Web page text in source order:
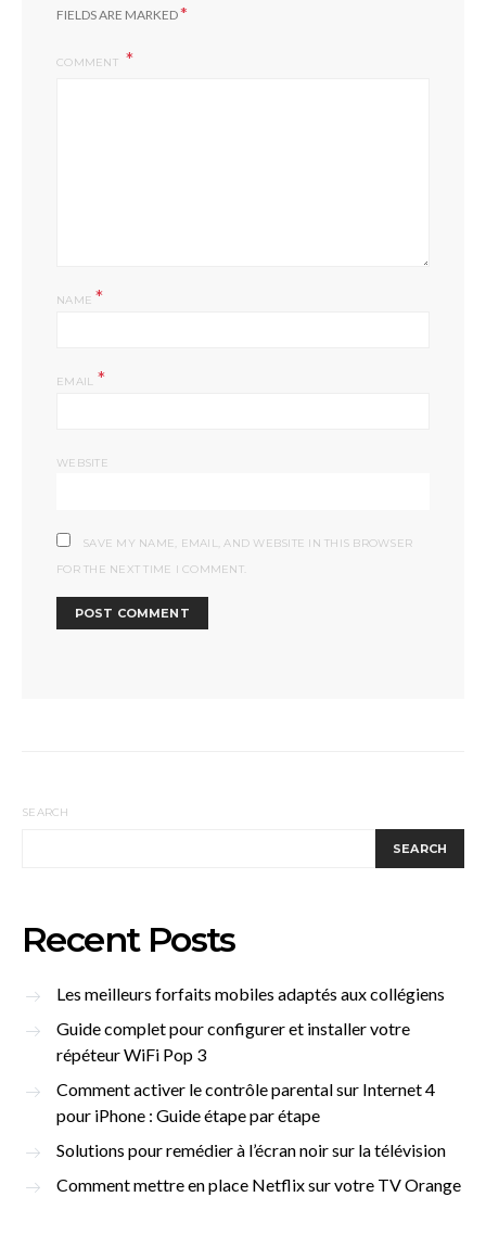
FIELDS ARE MARKED*
COMMENT
NAME *
EMAIL *
WEBSITE
SAVE MY NAME, EMAIL, AND WEBSITE IN THIS BROWSER
FOR THE NEXT TIME I COMMENT.
SEARCH
SEARCH
Recent Posts
Les meilleurs forfaits mobiles adaptés aux collégiens
Guide complet pour configurer et installer votre
répéteur WiFi Pop 3
Comment activer le contrôle parental sur Internet 4
pour iPhone : Guide étape par étape
Solutions pour remédier à l’écran noir sur la télévision
Comment mettre en place Netflix sur votre TV Orange